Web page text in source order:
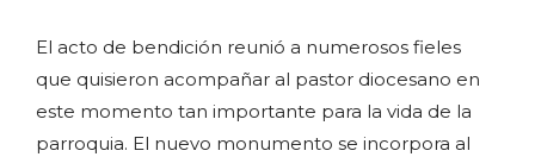
El acto de bendición reunió a numerosos fieles
que quisieron acompañar al pastor diocesano en
este momento tan importante para la vida de la
parroquia. El nuevo monumento se incorpora al